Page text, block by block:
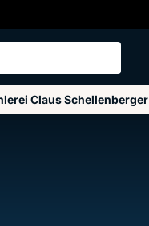
Claus Schellenberger